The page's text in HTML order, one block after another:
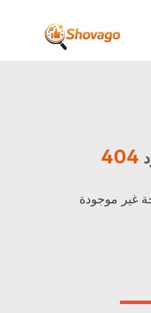
404
غير موجودة